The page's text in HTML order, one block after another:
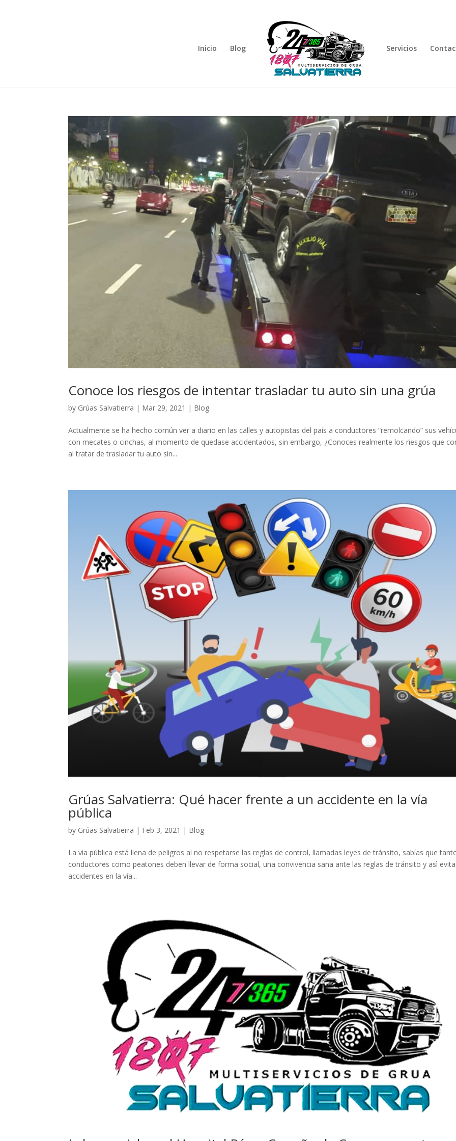
Inicio Blog Servicios
Conoce los riesgos de intentar trasladar tu auto sin una grúa
by Grúas Salvatierra | Mar 29, 2021 | Blog
Actualmente se ha hecho común ver a diario en las calles y autopistas del país a conductores “remolcando” sus
con mecates o cinchas, al momento de quedase accidentados, sin embargo, ¿Conoces realmente los riesgos que
al tratar de trasladar tu auto sin...
Grúas Salvatierra: Qué hacer frente a un accidente en la vía
pública
by Grúas Salvatierra | Feb 3, 2021 | Blog
La vía pública está llena de peligros al no respetarse las reglas de control, llamadas leyes de tránsito, sabías que
conductores como peatones deben llevar de forma social, una convivencia sana ante las reglas de tránsito y asì
accidentes en la vía...